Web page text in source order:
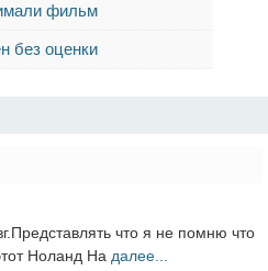
фильм
без оценки
что я не помню что
Ноланд На далее...